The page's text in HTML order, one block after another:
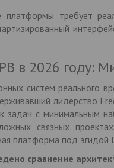
платформы требует
в 2026 году:
систем реального
лидерство
задач с минимальным
связных
платформа под эгидой
сравнение